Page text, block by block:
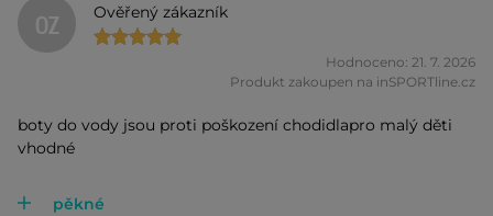
OZ Ověřený zákazník
Hodnoceno: 21. 7. 2026
Produkt zakoupen na inSPORTline.cz
boty do vody jsou proti poškození chodidlapro malý děti
vhodné
pěkné